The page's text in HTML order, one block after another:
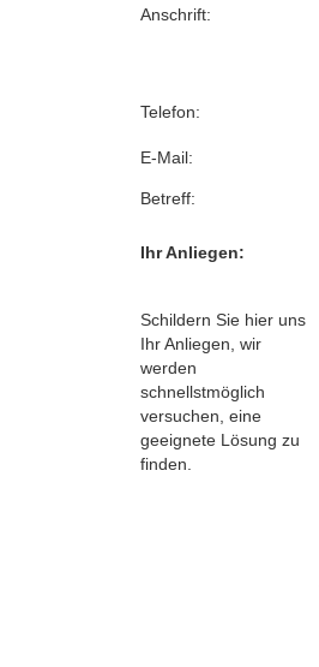
Anschrift:
Telefon:
E-Mail:
Betreff:
Ihr Anliegen:
Schildern Sie hier uns
Ihr Anliegen, wir
werden
schnellstmöglich
versuchen, eine
geeignete Lösung zu
finden.